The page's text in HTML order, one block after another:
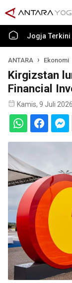
Jogja Terkini
ANTARA Ekonomi
Kirgizstan
Financial
Kamis, 9 Juli